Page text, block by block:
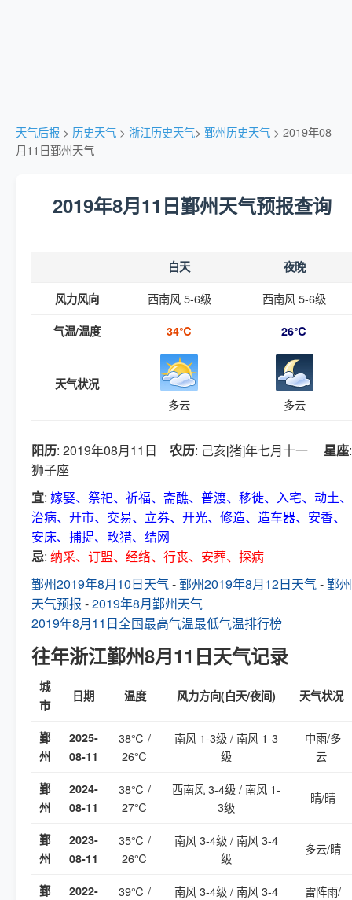
天气后报 > 历史天气 > 浙江历史天气> 鄞州历史天气 > 2019年08
月11日鄞州天气
2019年8月11日鄞州天气预报查询
白天 夜晚
风力风向 西南风 5-6级 西南风 5-6级
气温/温度 34℃ 26℃
天气状况
多云 多云
阳历: 2019年08月11日 农历: 己亥[猪]年七月十一 星座:
狮子座
宜: 嫁娶、祭祀、祈福、斋醮、普渡、移徙、入宅、动土、
治病、开市、交易、立券、开光、修造、造车器、安香、
安床、捕捉、畋猎、结网
忌: 纳采、订盟、经络、行丧、安葬、探病
鄞州2019年8月10日天气-鄞州2019年8月12日天气-鄞州
天气预报 -2019年8月鄞州天气
2019年8月11日全国最高气温最低气温排行榜
往年浙江鄞州8月11日天气记录
城
市
日期 温度 风力方向(白天/夜间) 天气状况
鄞
州
2025-
08-11
38℃ /
26℃
南风 1-3级 / 南风 1-3
级
中雨/多
云
鄞
州
2024-
08-11
38℃ /
27℃
西南风 3-4级 / 南风 1-
3级
晴/晴
鄞
州
2023-
08-11
35℃ /
26℃
南风 3-4级 / 南风 3-4
级
多云/晴
鄞
2022-
39℃ /
南风 3-4级 / 南风 3-4
雷阵雨/